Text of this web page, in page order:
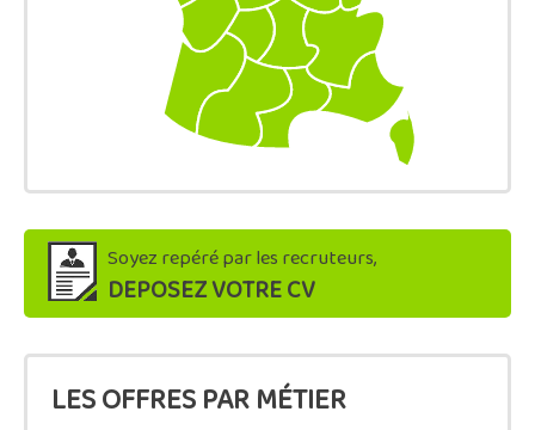
Soyez repéré par les recruteurs,
DEPOSEZ VOTRE CV
LES OFFRES PAR MÉTIER